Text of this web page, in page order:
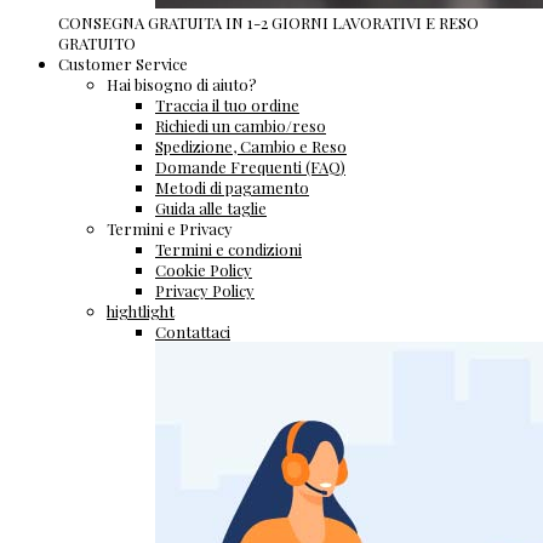
CONSEGNA GRATUITA IN 1-2 GIORNI LAVORATIVI E RESO
GRATUITO
Customer Service
Hai bisogno di aiuto?
Traccia il tuo ordine
Richiedi un cambio/reso
Spedizione, Cambio e Reso
Domande Frequenti (FAQ)
Metodi di pagamento
Guida alle taglie
Termini e Privacy
Termini e condizioni
Cookie Policy
Privacy Policy
hightlight
Contattaci